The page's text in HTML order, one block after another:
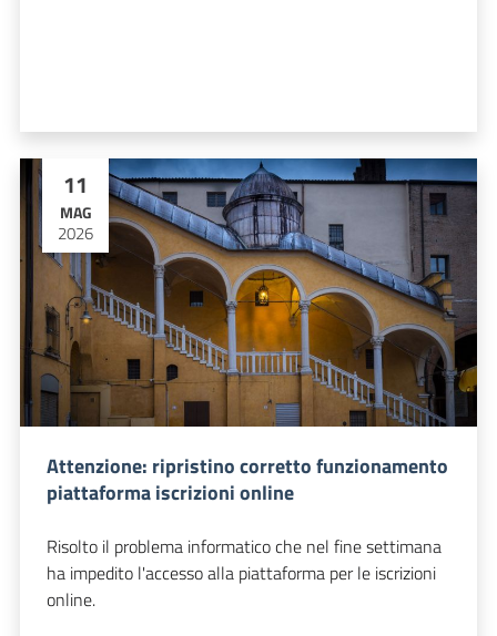
11
MAG
2026
Attenzione: ripristino corretto funzionamento
piattaforma iscrizioni online
Risolto il problema informatico che nel fine settimana
ha impedito l'accesso alla piattaforma per le iscrizioni
online.